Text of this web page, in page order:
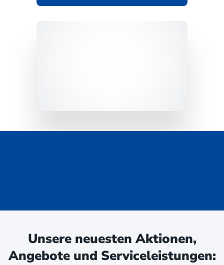
Unsere neuesten Aktionen,
Angebote und Serviceleistungen: